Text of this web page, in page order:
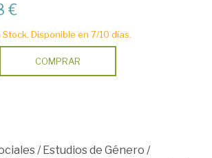
€
Stock. Disponible en 7/10 días.
COMPRAR
/ Estudios de Género /